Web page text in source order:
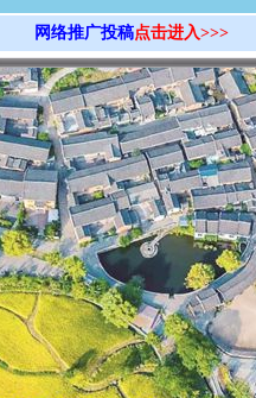
网络推广投稿点击进入>>>